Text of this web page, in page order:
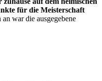
für die Meisterschaft
war die ausgegebene